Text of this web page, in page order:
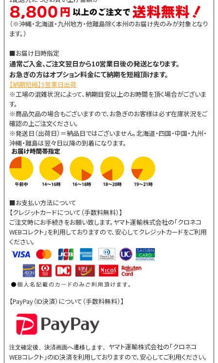
（※沖縄・北海道・九州地方・他離島除く本州のお届け先のみが対象となり
ます。）
■お届け日時指定
通常ご入金、ご注文翌日から10営業日後の発送となります。
お急ぎの方はオプション料金にて納期を短縮頂けます。
【納期短縮】5営業日出荷
※工場の混雑状況によって、納期目安以上のお時間を頂く場合がございま
す。
※商品欠品の場合もございますので、お急ぎのお客様は必ず在庫状況をご
確認の上ご注文ください。
※発送日（出荷日）＝納品日ではございません。北海道・四国・中国・九州・
沖縄・離島は翌々日以降の到着になります。
■お支払い方法について
【クレジットカードについて（手数料無料）】
ご注文時にお手続きをお願い致します。ヤマト運輸株式会社の「クロネコ
WEBコレクト」を利用しておりますので、安心してクレジットカードをご利用
ください。
【PayPay（ID決済）について（手数料無料）】
注文確定後、決済画面へ遷移します。 ヤマト運輸株式会社の「クロネコ
WEBコレクト」のID決済を利用しておりますので、安心してご利用ください。